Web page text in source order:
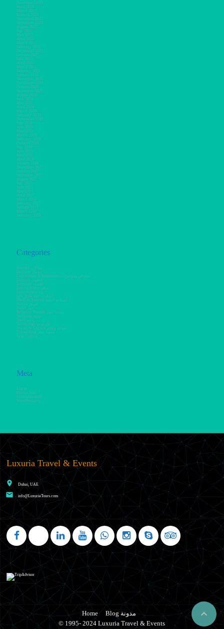
November 2023
April 2023
March 2023
January 2023
November 2022
September 2022
August 2022
July 2022
May 2022
April 2022
March 2022
February 2022
December 2021
October 2021
May 2021
April 2021
March 2021
February 2021
January 2021
December 2020
November 2020
October 2020
September 2020
August 2020
June 2020
May 2020
April 2020
March 2020
February 2020
November 2019
July 2019
June 2019
May 2019
March 2019
February 2019
October 2018
July 2018
June 2018
May 2018
April 2018
January 2018
December 2017
October 2017
September 2017
August 2017
July 2017
June 2017
May 2017
April 2017
March 2017
February 2017
January 2017
March 2016
February 2010
Categories
Articles مقالات
Business أعمال
Conventions & Exhibitions معارض ومؤتمرات
Culinary الطهي
Economy اقتصاد
Entertainment ترفيه
Environment بيئة
Life Style أسلوب حياة
Medical Tourism السياحة الطبية
Nature طبيعة
News أخبار
Religious Tourism سياحة دينية
Shopping تسوق
Sport رياضة
Technology تكنولوجيا
Travel & Tourism سياحة وسفر
Travel Blog مدونة سفر
ثقافة Culture
Meta
Log in
Entries feed
Comments feed
WordPress.org
Luxuria Travel & Events
place Dubai, UAE
email info@LuxuriaTours.com
© 1995- 2024 Luxuria Travel & Events
Home Blog مدونة 